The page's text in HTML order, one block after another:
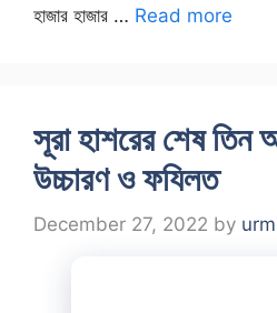
হাজার হাজার … Read more
সূরা হাশরের শেষ তিন
উচ্চারণ ও ফযিলত
December 27, 2022 by